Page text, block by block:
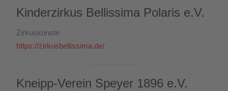
Kinderzirkus Bellissima Polaris e.V.
Zirkuskünste
https://zirkusbellissima.de/
Kneipp-Verein Speyer 1896 e.V.